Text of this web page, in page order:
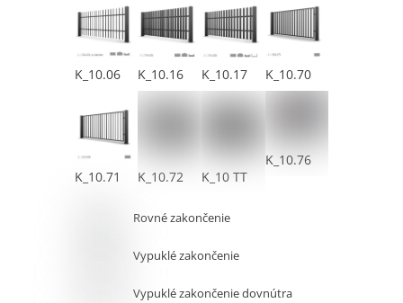
K_10.06 K_10.16 K_10.17 K_10.70
K_10.71 K_10.72 K_10 TT
K_10.76
Rovné zakončenie
Vypuklé zakončenie
Vypuklé zakončenie dovnútra